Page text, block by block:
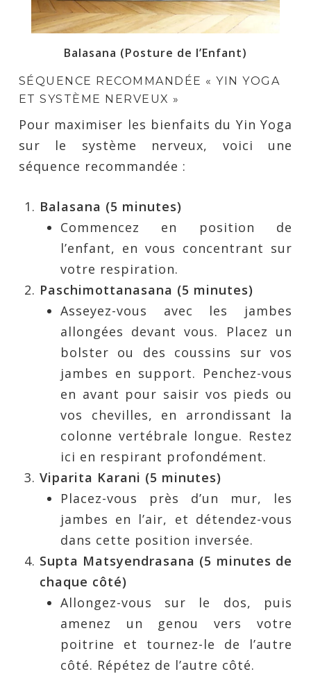
Balasana (Posture de l’Enfant)
SÉQUENCE RECOMMANDÉE « YIN YOGA
ET SYSTÈME NERVEUX »
Pour maximiser les bienfaits du Yin Yoga
sur le système nerveux, voici une
séquence recommandée :
Balasana (5 minutes)
Commencez en position de
l’enfant, en vous concentrant sur
votre respiration.
Paschimottanasana (5 minutes)
Asseyez-vous avec les jambes
allongées devant vous. Placez un
bolster ou des coussins sur vos
jambes en support. Penchez-vous
en avant pour saisir vos pieds ou
vos chevilles, en arrondissant la
colonne vertébrale longue. Restez
ici en respirant profondément.
Viparita Karani (5 minutes)
Placez-vous près d’un mur, les
jambes en l’air, et détendez-vous
dans cette position inversée.
Supta Matsyendrasana (5 minutes de
chaque côté)
Allongez-vous sur le dos, puis
amenez un genou vers votre
poitrine et tournez-le de l’autre
côté. Répétez de l’autre côté.